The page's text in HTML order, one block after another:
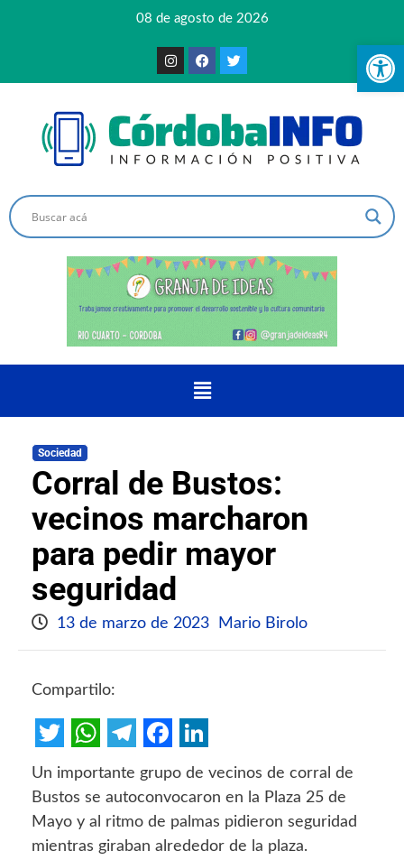
08 de agosto de 2026
Sociedad
Corral de Bustos:
vecinos marcharon
para pedir mayor
seguridad
13 de marzo de 2023 Mario Birolo
Compartilo:
TwitterWhatsApp
Telegram
Facebook
LinkedIn
Un importante grupo de vecinos de corral de
Bustos se autoconvocaron en la Plaza 25 de
Mayo y al ritmo de palmas pidieron seguridad
mientras giraban alrededor de la plaza.